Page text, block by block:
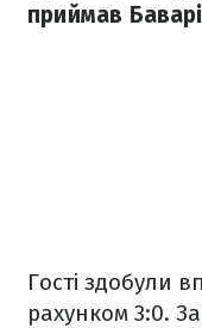
приймав
Гості здобули
рахунком 3:0.